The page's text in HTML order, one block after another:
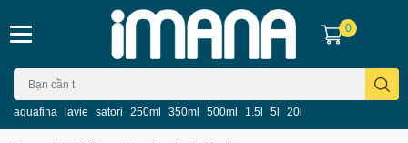
aquafina lavie satori 250ml 350ml 500ml 1.5l 5l 20l
0